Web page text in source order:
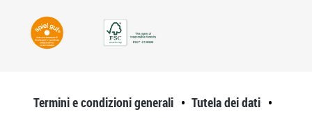
Termini e condizioni generali
Tutela dei dati